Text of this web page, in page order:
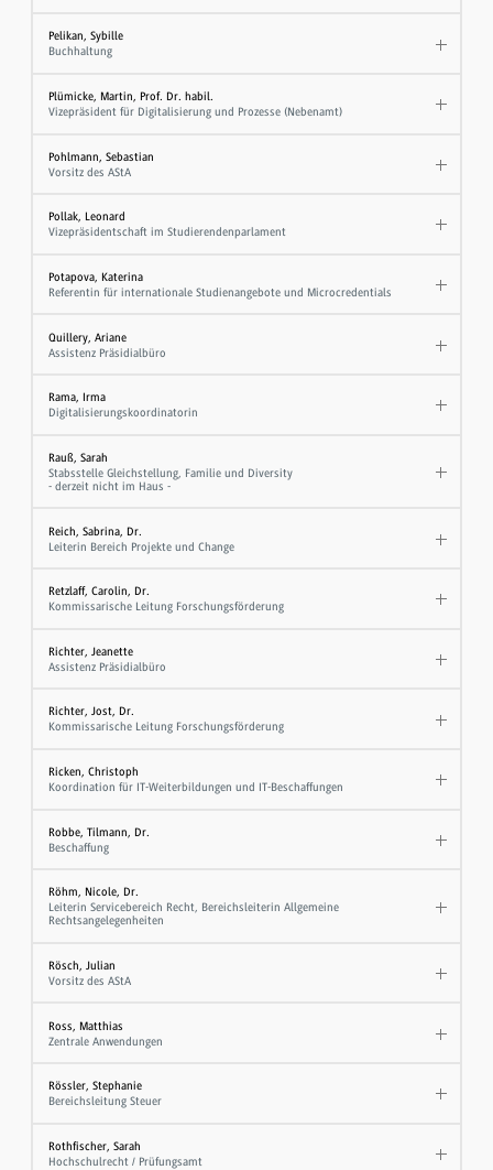
Pelikan, Sybille
Buchhaltung
Plümicke, Martin, Prof. Dr. habil.
Vizepräsident für Digitalisierung und Prozesse (Nebenamt)
Pohlmann, Sebastian
Vorsitz des AStA
Pollak, Leonard
Vizepräsidentschaft im Studierendenparlament
Potapova, Katerina
Referentin für internationale Studienangebote und Microcredentials
Quillery, Ariane
Assistenz Präsidialbüro
Rama, Irma
Digitalisierungskoordinatorin
Rauß, Sarah
Stabsstelle Gleichstellung, Familie und Diversity
- derzeit nicht im Haus -
Reich, Sabrina, Dr.
Leiterin Bereich Projekte und Change
Retzlaff, Carolin, Dr.
Kommissarische Leitung Forschungsförderung
Richter, Jeanette
Assistenz Präsidialbüro
Richter, Jost, Dr.
Kommissarische Leitung Forschungsförderung
Ricken, Christoph
Koordination für IT-Weiterbildungen und IT-Beschaffungen
Robbe, Tilmann, Dr.
Beschaffung
Röhm, Nicole, Dr.
Leiterin Servicebereich Recht, Bereichsleiterin Allgemeine
Rechtsangelegenheiten
Rösch, Julian
Vorsitz des AStA
Ross, Matthias
Zentrale Anwendungen
Rössler, Stephanie
Bereichsleitung Steuer
Rothfischer, Sarah
Hochschulrecht / Prüfungsamt